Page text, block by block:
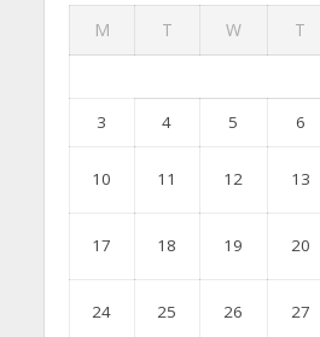
M T W T
3 4 5 6
10 11 12 13
17 18 19 20
24 25 26 27